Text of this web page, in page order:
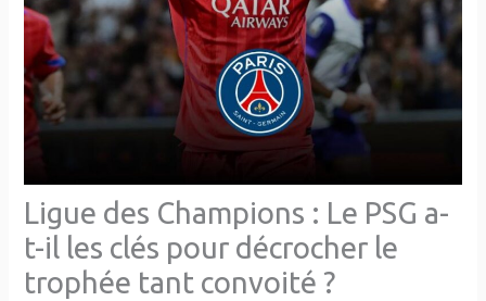
Ligue des Champions : Le PSG a-
t-il les clés pour décrocher le
trophée tant convoité ?